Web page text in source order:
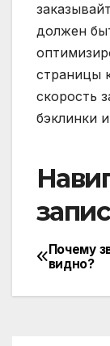
должен
страницы
скорость
бэклинки
Почему
видно?